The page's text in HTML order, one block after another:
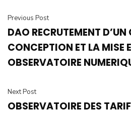
Previous Post
DAO RECRUTEMENT
CONCEPTION ET LA MISE
OBSERVATOIRE
Next Post
OBSERVATOIRE DES